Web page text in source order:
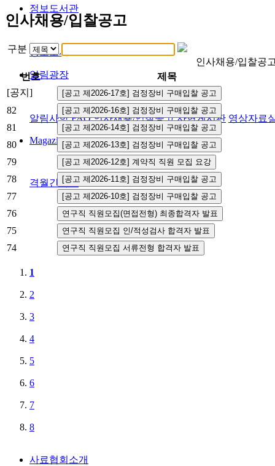
정보도서관
정보도서관
알림광장
알림사항 FAQ 인사채용/입찰공고 사협게시판 영상자료
Magazine
격월간사료
인사채용/입찰공고
구분
인사채용/입찰공
번호
제목
[공지]
82
81
80
79
78
77
76
75
74
1
2
3
4
5
6
7
8
사료협회소개